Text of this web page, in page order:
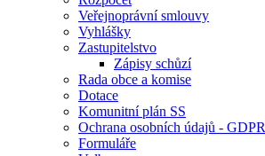
Veřejnoprávní smlouvy
Vyhlášky
Zastupitelstvo
Zápisy schůzí
Rada obce a komise
Dotace
Komunitní plán SS
Ochrana osobních údajů - GDPR
Formuláře